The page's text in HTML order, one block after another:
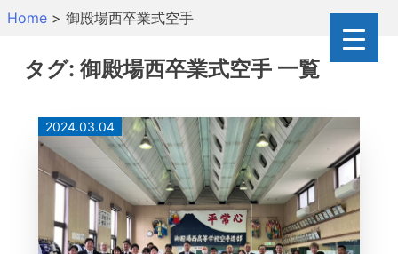
SkipHome > 御殿場西卒業式空手
タグ: 御殿場西卒業式空手一覧
2024.03.04